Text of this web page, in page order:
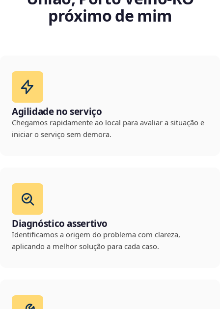
próximo de mim
Agilidade no serviço
Chegamos rapidamente ao local para avaliar a situação e
iniciar o serviço sem demora.
Diagnóstico assertivo
Identificamos a origem do problema com clareza,
aplicando a melhor solução para cada caso.